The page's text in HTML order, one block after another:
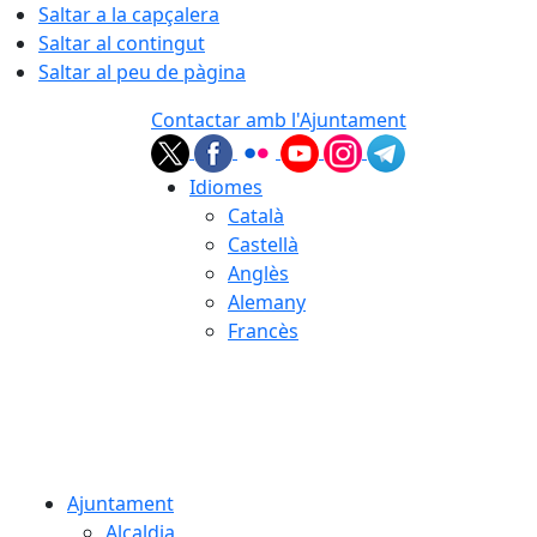
Saltar a la capçalera
Saltar al contingut
Saltar al peu de pàgina
Contactar amb l'Ajuntament
Idiomes
Català
Castellà
Anglès
Alemany
Francès
Ajuntament